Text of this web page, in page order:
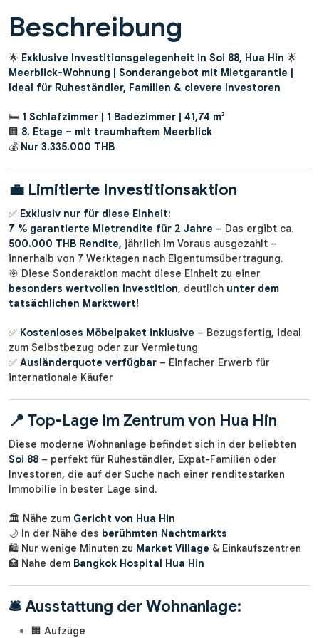
Beschreibung
🌟 Exklusive Investitionsgelegenheit in Soi 88, Hua Hin 🌟
Meerblick-Wohnung | Sonderangebot mit Mietgarantie |
Ideal für Ruheständler, Familien & clevere Investoren
🛏️ 1 Schlafzimmer | 1 Badezimmer | 41,74 m²
🏢 8. Etage – mit traumhaftem Meerblick
💰 Nur 3.335.000 THB
💼 Limitierte Investitionsaktion
✅ Exklusiv nur für diese Einheit:
7 % garantierte Mietrendite für 2 Jahre – Das ergibt ca.
500.000 THB Rendite, jährlich im Voraus ausgezahlt –
innerhalb von 7 Werktagen nach Eigentumsübertragung.
🎯 Diese Sonderaktion macht diese Einheit zu einer
besonders wertvollen Investition, deutlich unter dem
tatsächlichen Marktwert!
✅ Kostenloses Möbelpaket inklusive – Bezugsfertig, ideal
zum Selbstbezug oder zur Vermietung
✅ Ausländerquote verfügbar – Einfacher Erwerb für
internationale Käufer
📍 Top-Lage im Zentrum von Hua Hin
Diese moderne Wohnanlage befindet sich in der beliebten
Soi 88 – perfekt für Ruheständler, Expat-Familien oder
Investoren, die auf der Suche nach einer renditestarken
Immobilie in bester Lage sind.
🏛️ Nähe zum Gericht von Hua Hin
🌙 In der Nähe des berühmten Nachtmarkts
🛍️ Nur wenige Minuten zu Market Village & Einkaufszentren
🏥 Nahe dem Bangkok Hospital Hua Hin
🛎️Ausstattung der Wohnanlage:
🏢 Aufzüge